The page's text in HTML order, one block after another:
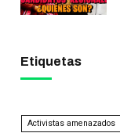
Etiquetas
Activistas amenazados